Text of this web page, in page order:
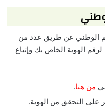
الوطني عن طريق عدد من
الهوية الخاص بك وإتباع
من هنا.
على التحقق من الهوية.